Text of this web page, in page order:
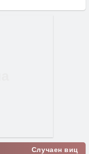
Случаен виц